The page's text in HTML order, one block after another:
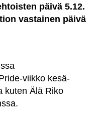
päivä 5.12.
vastainen päivä
viikko kesä-
kuten Älä Riko